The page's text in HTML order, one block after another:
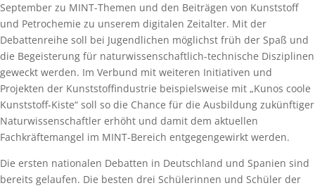
September zu MINT-Themen und den Beiträgen von Kunststoff
und Petrochemie zu unserem digitalen Zeitalter. Mit der
Debattenreihe soll bei Jugendlichen möglichst früh der Spaß und
die Begeisterung für naturwissenschaftlich-technische Disziplinen
geweckt werden. Im Verbund mit weiteren Initiativen und
Projekten der Kunststoffindustrie beispielsweise mit „Kunos coole
Kunststoff-Kiste“ soll so die Chance für die Ausbildung zukünftiger
Naturwissenschaftler erhöht und damit dem aktuellen
Fachkräftemangel im MINT-Bereich entgegengewirkt werden.
Die ersten nationalen Debatten in Deutschland und Spanien sind
bereits gelaufen. Die besten drei Schülerinnen und Schüler der